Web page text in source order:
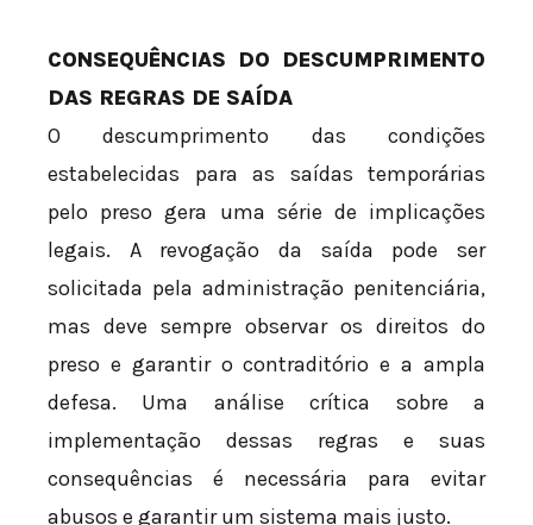
CONSEQUÊNCIAS DO DESCUMPRIMENTO
DAS REGRAS DE SAÍDA
O descumprimento das condições
estabelecidas para as saídas temporárias
pelo preso gera uma série de implicações
legais. A revogação da saída pode ser
solicitada pela administração penitenciária,
mas deve sempre observar os direitos do
preso e garantir o contraditório e a ampla
defesa. Uma análise crítica sobre a
implementação dessas regras e suas
consequências é necessária para evitar
abusos e garantir um sistema mais justo.